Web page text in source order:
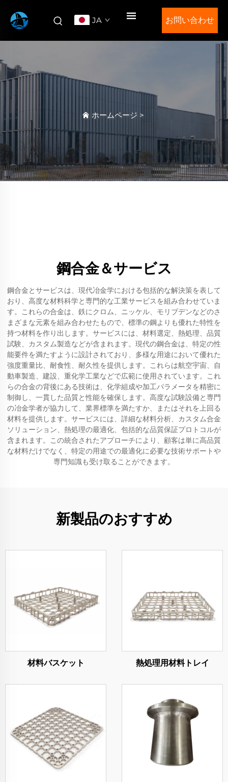
JA お問い合わせ
ホームページ >
鋼合金＆サービス
鋼合金とサービスは、現代冶金学における包括的な解決策を表して
おり、高度な材料科学と専門的な工業サービスを組み合わせていま
す。これらの合金は、鉄にクロム、ニッケル、モリブデンなどのさ
まざまな元素を組み合わせたもので、標準の鋼よりも優れた特性を
持つ材料を作り出します。サービスには、材料選定、熱処理、品質
試験、カスタム製造などが含まれます。現代の鋼合金は、特定の性
能要件を満たすように設計されており、多様な用途において優れた
強度重量比、耐食性、耐久性を提供します。これらは航空宇宙、自
動車製造、建設、重化学工業などで広範に使用されています。これ
らの合金の背後にある技術は、化学組成や加工パラメータを精密に
制御し、一貫した品質と性能を確保します。高度な試験設備と専門
の冶金学者が協力して、業界標準を満たすか、またはそれを上回る
材料を提供します。サービスには、詳細な材料分析、カスタム合金
ソリューション、熱処理の最適化、包括的な品質保証プロトコルが
含まれます。この統合されたアプローチにより、顧客は単に高品質
な材料だけでなく、特定の用途での最適化に必要な技術サポートや
専門知識も受け取ることができます。
新製品のおすすめ
材料バスケット 熱処理用材料トレイ